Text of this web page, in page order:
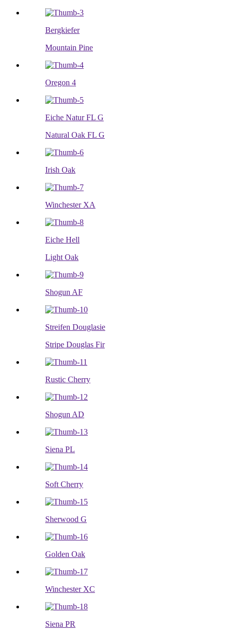
Bergkiefer
Mountain Pine
Oregon 4
Eiche Natur FL G
Natural Oak FL G
Irish Oak
Winchester XA
Eiche Hell
Light Oak
Shogun AF
Streifen Douglasie
Stripe Douglas Fir
Rustic Cherry
Shogun AD
Siena PL
Soft Cherry
Sherwood G
Golden Oak
Winchester XC
Siena PR